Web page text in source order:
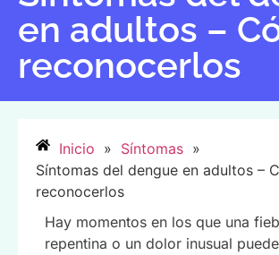
en adultos –
reconocerlos
Inicio » Síntomas »
Síntomas del dengue en adultos –
reconocerlos
Hay momentos en los que una
repentina o un dolor inusual